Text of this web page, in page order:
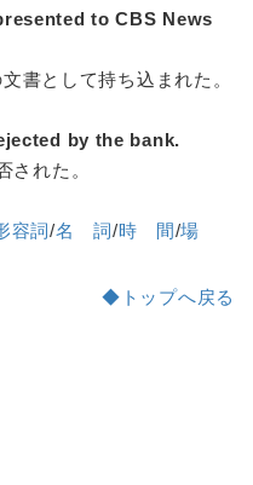
to CBS News
書として持ち込まれた。
by the bank.
された。
容詞/名 詞/時 間/場
◆トップへ戻る